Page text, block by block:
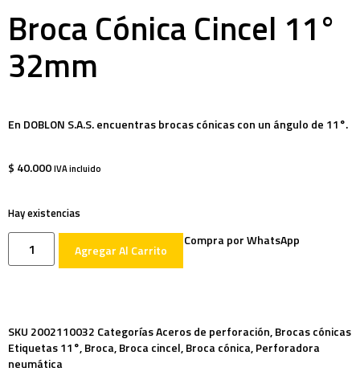
Broca Cónica Cincel 11°
32mm
En DOBLON S.A.S. encuentras brocas cónicas con un ángulo de 11°.
$ 40.000IVA incluido
Hay existencias
Agregar Al Carrito
Compra por WhatsApp
SKU 2002110032 CategoríasAceros de perforación,Brocas cónicas
Etiquetas11°,Broca,Broca cincel,Broca cónica,Perforadora
neumática